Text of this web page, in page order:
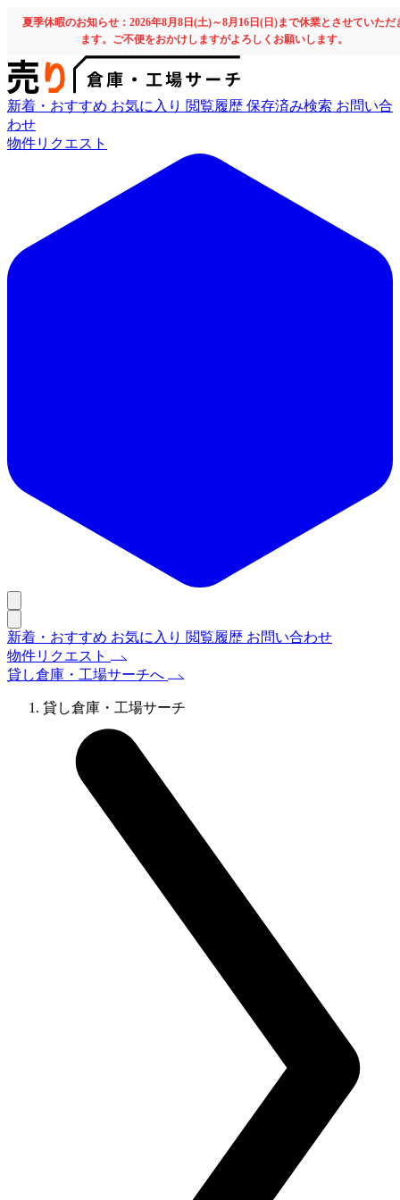
夏季休暇のお知らせ：2026年8月8日(土)～8月16日(日)まで休業とさせていただ
ます。ご不便をおかけしますがよろしくお願いします。
新着・おすすめ お気に入り 閲覧履歴 保存済み検索 お問い合
わせ
物件リクエスト
新着・おすすめ お気に入り 閲覧履歴 お問い合わせ
物件リクエスト
貸し倉庫・工場サーチへ
貸し倉庫・工場サーチ